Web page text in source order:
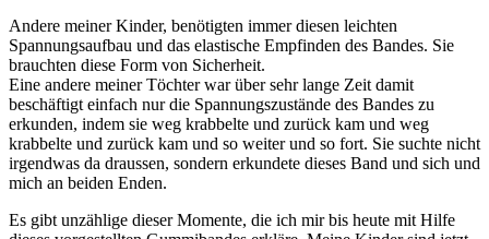
Andere meiner Kinder, benötigten immer diesen leichten
Spannungsaufbau und das elastische Empfinden des Bandes. Sie
brauchten diese Form von Sicherheit.
Eine andere meiner Töchter war über sehr lange Zeit damit
beschäftigt einfach nur die Spannungszustände des Bandes zu
erkunden, indem sie weg krabbelte und zurück kam und weg
krabbelte und zurück kam und so weiter und so fort. Sie suchte nicht
irgendwas da draussen, sondern erkundete dieses Band und sich und
mich an beiden Enden.
Es gibt unzählige dieser Momente, die ich mir bis heute mit Hilfe